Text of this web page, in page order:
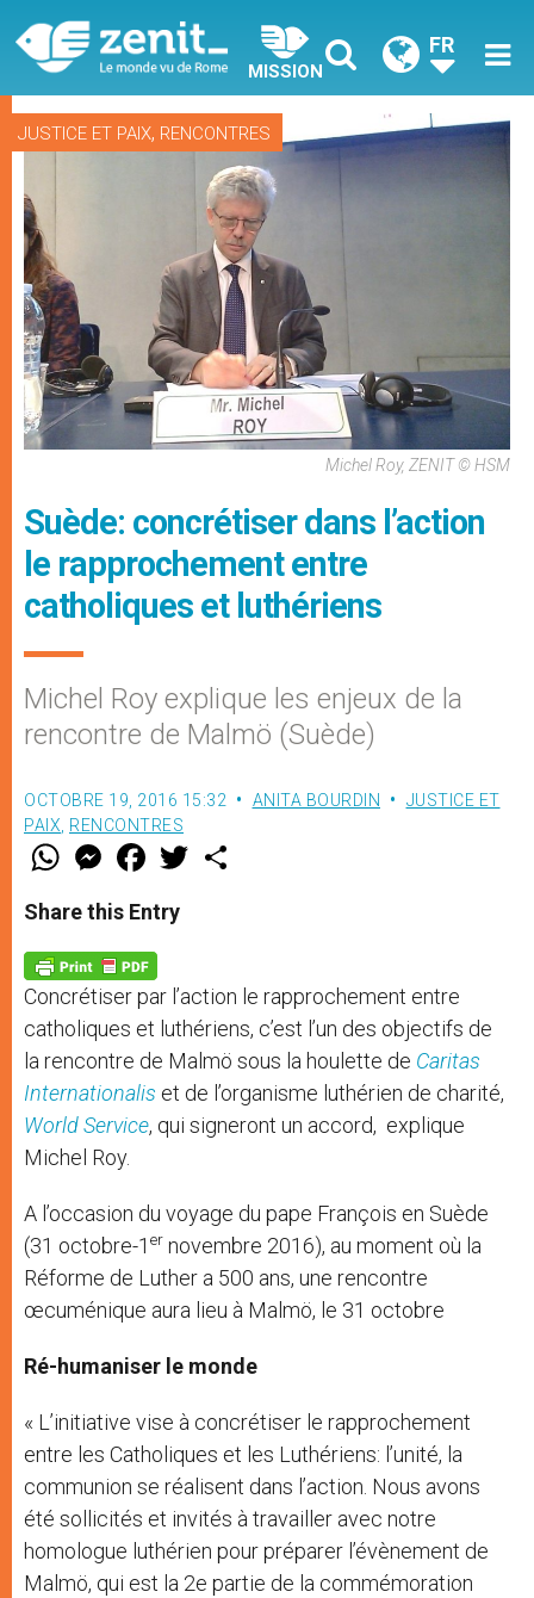
MISSION
FR
JUSTICE ET PAIX, RENCONTRES
Michel Roy, ZENIT © HSM
Suède: concrétiser dans l’action
le rapprochement entre
catholiques et luthériens
Michel Roy explique les enjeux de la
rencontre de Malmö (Suède)
OCTOBRE 19, 2016 15:32 ANITA BOURDIN
JUSTICE ET
PAIX RENCONTRES
W
t
s
p
p
M
e
s
e
g
e
r
F
a
e
b
o
k
w
Share this Entry
Concrétiser par l’action le rapprochement entre
catholiques et luthériens, c’est l’un des objectifs de
la rencontre de Malmö sous la houlette de Caritas
Internationalis et de l’organisme luthérien de charité,
World Service, qui signeront un accord, explique
Michel Roy.
A l’occasion du voyage du pape François en Suède
(31 octobre-1 er novembre 2016), au moment où la
Réforme de Luther a 500 ans, une rencontre
œcuménique aura lieu à Malmö, le 31 octobre
Ré-humaniser le monde
« L’initiative vise à concrétiser le rapprochement
entre les Catholiques et les Luthériens: l’unité, la
communion se réalisent dans l’action. Nous avons
été sollicités et invités à travailler avec notre
homologue luthérien pour préparer l’évènement de
Malmö, qui est la 2e partie de la commémoration